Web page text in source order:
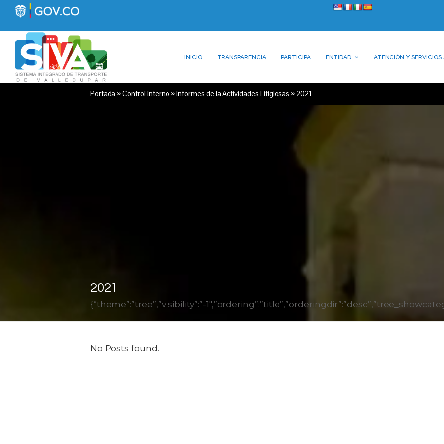
INICIO TRANSPARENCIA PARTICIPA ENTIDAD ATENCIÓN Y SERVICIOS
Portada »Control Interno »Informes de la Actividades Litigiosas »2021
2021
{“theme”:”tree”,”visibility”:”-
No Posts found.